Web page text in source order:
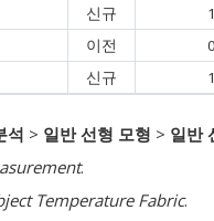
신규
이전
신규
석 > 일반 선형 모형 > 일반
.
Temperature Fabric.